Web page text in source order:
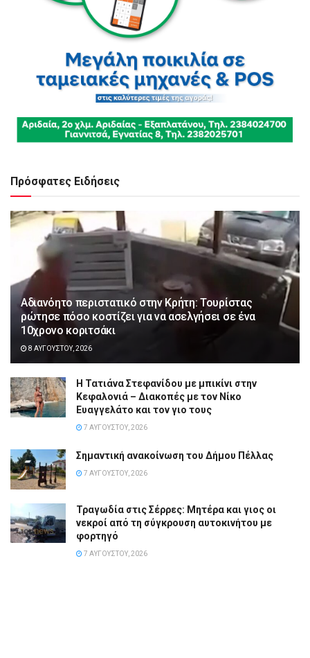
Πρόσφατες Ειδήσεις
Αδιανόητο περιστατικό στην Κρήτη: Τουρίστας
ρώτησε πόσο κοστίζει για να ασελγήσει σε ένα
10χρονο κοριτσάκι
8 ΑΥΓΟΎΣΤΟΥ, 2026
Η Τατιάνα Στεφανίδου με μπικίνι στην
Κεφαλονιά – Διακοπές με τον Νίκο
Ευαγγελάτο και τον γιο τους
7 ΑΥΓΟΎΣΤΟΥ, 2026
Σημαντική ανακοίνωση του Δήμου Πέλλας
7 ΑΥΓΟΎΣΤΟΥ, 2026
Τραγωδία στις Σέρρες: Μητέρα και γιος οι
νεκροί από τη σύγκρουση αυτοκινήτου με
φορτηγό
7 ΑΥΓΟΎΣΤΟΥ, 2026